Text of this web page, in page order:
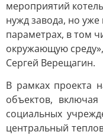
мероприятий
нужд завода, но
параметрах, в том
окружающую
Сергей Верещагин.
В рамках проекта
объектов,
социальных
центральный